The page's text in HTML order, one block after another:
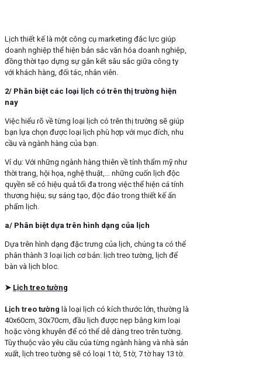
Lịch thiết kế là một công cụ marketing đắc lực giúp
doanh nghiệp thể hiện bản sắc văn hóa doanh nghiệp,
đồng thời tạo dựng sự gắn kết sâu sắc giữa công ty
với khách hàng, đối tác, nhân viên.
2/ Phân biệt các loại lịch có trên thị trường hiện
nay
Việc hiểu rõ về từng loại lịch có trên thị trường sẽ giúp
bạn lựa chọn được loại lịch phù hợp với mục đích, nhu
cầu và ngành hàng của bạn.
Ví dụ: Với những ngành hàng thiên về tính thẩm mỹ như
thời trang, hội họa, nghệ thuật,… những cuốn lịch độc
quyền sẽ có hiệu quả tối đa trong việc thể hiện cá tính
thương hiệu; sự sáng tạo, độc đáo trong thiết kế ấn
phẩm lịch.
a/ Phân biệt dựa trên hình dạng của lịch
Dựa trên hình dạng đặc trưng của lịch, chúng ta có thể
phân thành 3 loại lịch cơ bản: lịch treo tường, lịch để
bàn và lịch bloc.
➤ Lịch treo tường
Lịch treo tường là loại lịch có kích thước lớn, thường là
40x60cm, 30x70cm, đầu lịch được nẹp bằng kim loại
hoặc vòng khuyên để có thể dễ dàng treo trên tường.
Tùy thuộc vào yêu cầu của từng ngành hàng và nhà sản
xuất, lịch treo tường sẽ có loại 1 tờ, 5 tờ, 7 tờ hay 13 tờ.